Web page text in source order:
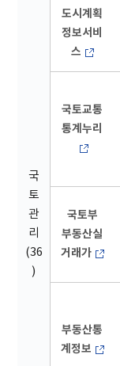
국
토
관
리
(36
)
도시계획
정보서비
스
국토교통
통계누리
국토부
부동산실
거래가
부동산통
계정보